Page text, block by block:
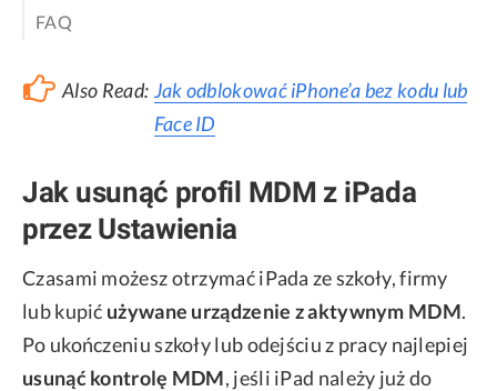
FAQ
Also Read: Jak odblokować iPhone’a bez kodu lub
Face ID
Jak usunąć profil MDM z iPada
przez Ustawienia
Czasami możesz otrzymać iPada ze szkoły, firmy
lub kupić używane urządzenie z aktywnym MDM.
Po ukończeniu szkoły lub odejściu z pracy najlepiej
usunąć kontrolę MDM, jeśli iPad należy już do